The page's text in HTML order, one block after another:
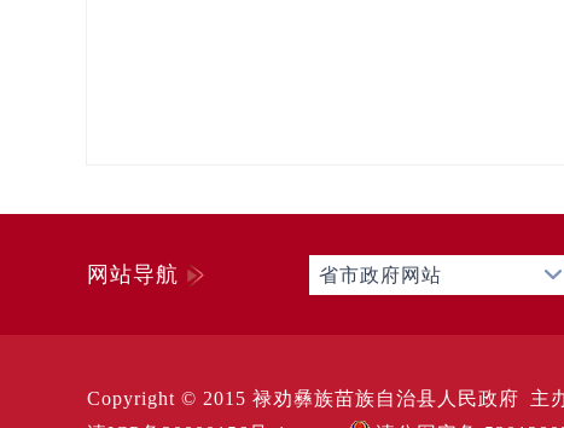
网站导航 省市政府网站
Copyright © 2015 禄劝彝族苗族自治县人民政府 主